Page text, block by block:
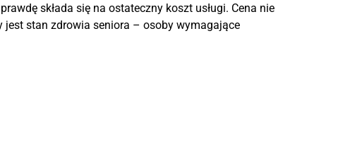
składa się na ostateczny koszt usługi. Cena nie
jest stan zdrowia seniora – osoby wymagające